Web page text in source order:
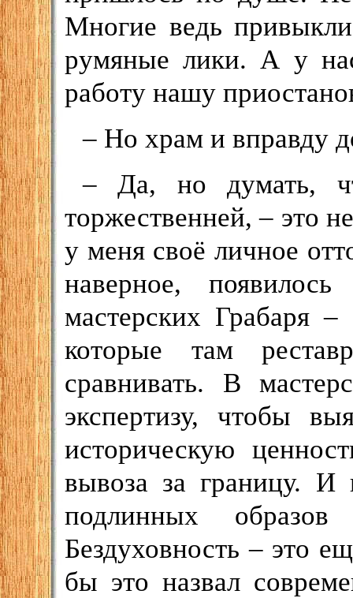
Многие ведь
румяные лики. А у
работу нашу
– Но храм и вправду
– Да, но думать,
торжественней, – это
у меня своё личное
наверное,
мастерских Грабаря
которые там
сравнивать. В
экспертизу, чтобы
историческую
вывоза за границу. И
подлинных
Бездуховность – это
бы это назвал